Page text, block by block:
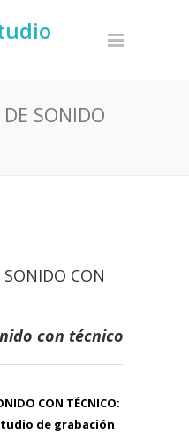
SONIDO
SONIDO CON
con técnico
CON TÉCNICO:
de grabación